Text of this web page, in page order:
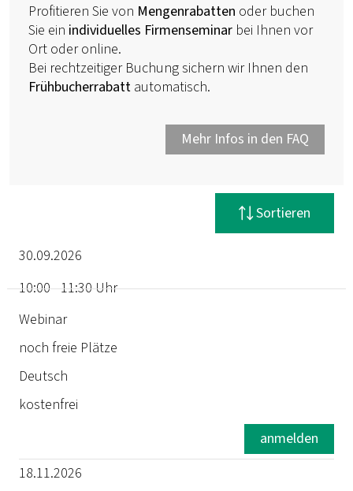
Filter zurücksetzen
Profitieren Sie von Mengenrabatten oder buchen
Sie ein individuelles Firmenseminar bei Ihnen vor
Ort oder online.
Bei rechtzeitiger Buchung sichern wir Ihnen den
Frühbucherrabatt automatisch.
Mehr Infos in den FAQ
Sortieren
Termin
Dauer
Ort
Sprache
30.09.2026
10:00 - 11:30 Uhr
Webinar
noch freie Plätze
Deutsch
kostenfrei
anmelden
18.11.2026